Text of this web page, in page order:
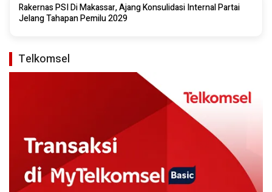
Rakernas PSI Di Makassar, Ajang Konsulidasi Internal Partai
Jelang Tahapan Pemilu 2029
Telkomsel